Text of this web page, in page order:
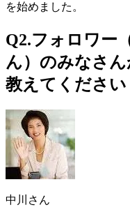
を始めました。
Q2.フォロワー
ん）のみなさ
教えてください
中川さん